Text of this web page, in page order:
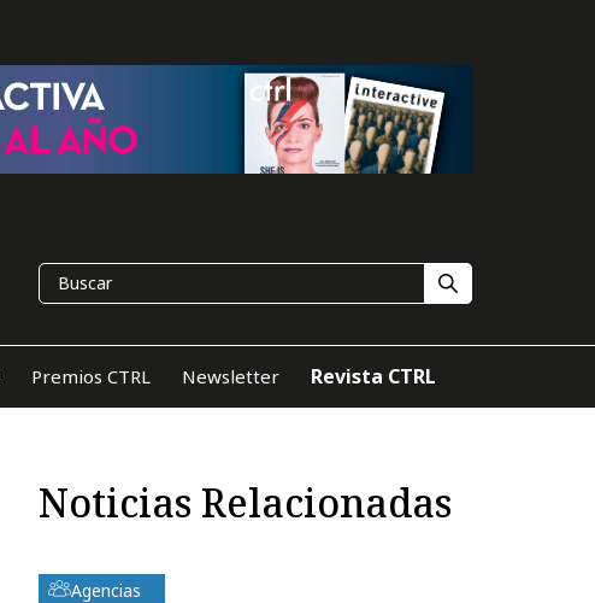
Premios CTRL Newsletter Revista CTRL
Noticias Relacionadas
Agencias